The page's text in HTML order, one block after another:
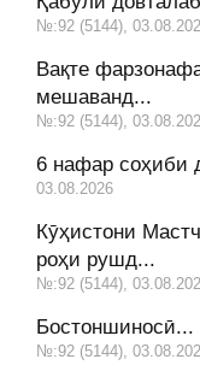
№:92 (5144),
Вақте
мешаванд...
№:92 (5144),
6 нафар соҳиби
03.08.2026
Кӯҳистони
роҳи рушд...
№:92 (5144),
Бостоншиносӣ...
№:92 (5144),